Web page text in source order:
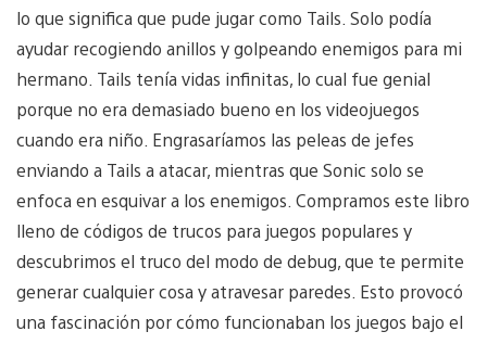
lo que significa que pude jugar como Tails. Solo podía
ayudar recogiendo anillos y golpeando enemigos para mi
hermano. Tails tenía vidas infinitas, lo cual fue genial
porque no era demasiado bueno en los videojuegos
cuando era niño. Engrasaríamos las peleas de jefes
enviando a Tails a atacar, mientras que Sonic solo se
enfoca en esquivar a los enemigos. Compramos este libro
lleno de códigos de trucos para juegos populares y
descubrimos el truco del modo de debug, que te permite
generar cualquier cosa y atravesar paredes. Esto provocó
una fascinación por cómo funcionaban los juegos bajo el